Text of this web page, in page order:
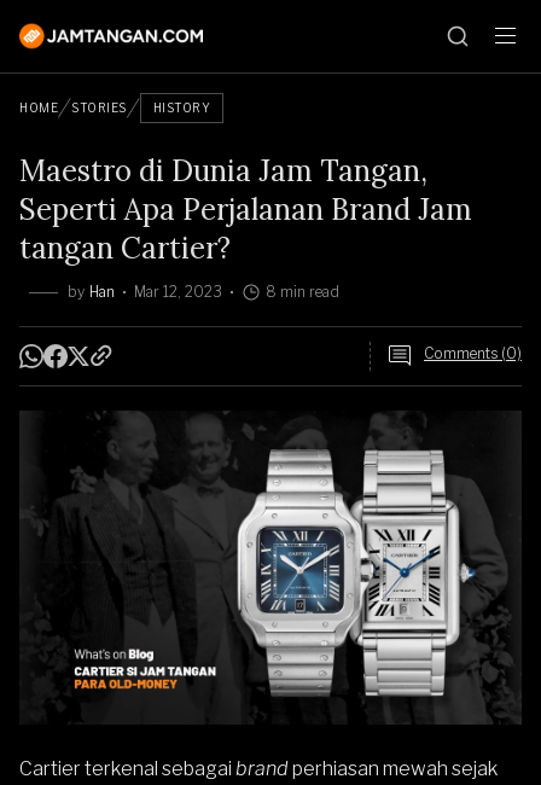
HOME STORIES HISTORY
Maestro di Dunia Jam Tangan,
Seperti Apa Perjalanan Brand Jam
tangan Cartier?
by Han Mar 12, 2023 8 min read
Comments (0)
Cartier terkenal sebagai brandperhiasan mewah sejak